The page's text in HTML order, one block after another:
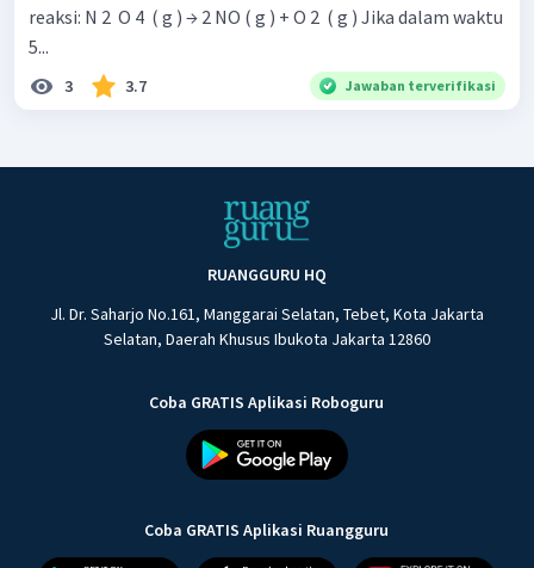
reaksi: N 2 ​ O 4 ​ ( g ) → 2 NO ( g ) + O 2 ​ ( g ) Jika dalam waktu
5...
3 3.7 Jawaban terverifikasi
RUANGGURU HQ
Jl. Dr. Saharjo No.161, Manggarai Selatan, Tebet, Kota Jakarta
Selatan, Daerah Khusus Ibukota Jakarta 12860
Coba GRATIS Aplikasi Roboguru
Coba GRATIS Aplikasi Ruangguru